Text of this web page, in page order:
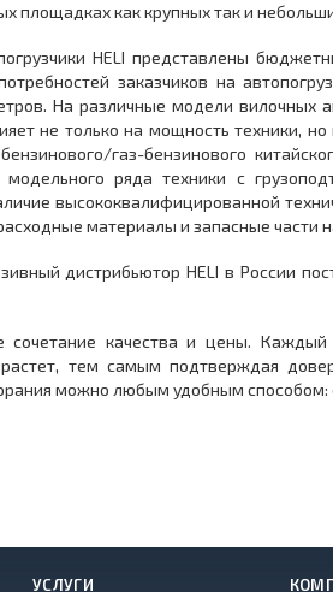
площадках как крупных так и
HELI представлены
заказчиков на
На различные модели вилочных
не только на мощность техники,
газ-бензинового
ряда техники с
высококвалифицированной
материалы и запасные части
дистрибьютор HELI в России
сочетание качества и цены.
тем самым подтверждая
можно любым удобным
УСЛУГИ